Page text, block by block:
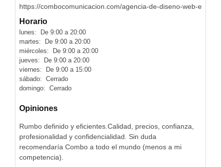
https://combocomunicacion.com/agencia-de-diseno-web-en-
Horario
lunes: De 9:00 a 20:00
martes: De 9:00 a 20:00
miércoles: De 9:00 a 20:00
jueves: De 9:00 a 20:00
viernes: De 9:00 a 15:00
sábado: Cerrado
domingo: Cerrado
Opiniones
Rumbo definido y eficientes.Calidad, precios, confianza,
profesionalidad y confidencialidad. Sin duda
recomendaría Combo a todo el mundo (menos a mi
competencia).